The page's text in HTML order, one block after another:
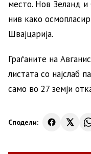
место. Нов Зеланд
нив како
Швајцарија.
Граѓаните на
листата со најслаб
само во 27 земји
Сподели: